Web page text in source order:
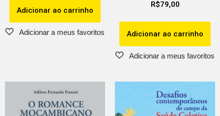
Adicionar ao carrinho
R$79,00
Adicionar ao carrinho